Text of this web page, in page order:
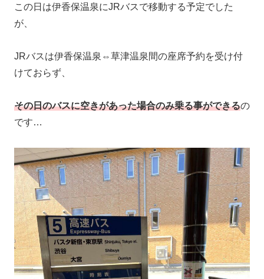
この日は伊香保温泉にJRバスで移動する予定でした
が、
JRバスは伊香保温泉⇔草津温泉間の座席予約を受け付
けておらず、
その日のバスに空きがあった場合のみ乗る事ができるの
です…